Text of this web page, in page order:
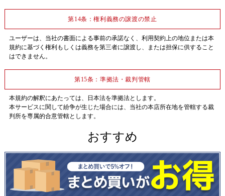
第14条：権利義務の譲渡の禁止
ユーザーは、当社の書面による事前の承諾なく、利用契約上の地位または本
規約に基づく権利もしくは義務を第三者に譲渡し、または担保に供すること
はできません。
第15条：準拠法・裁判管轄
本規約の解釈にあたっては、日本法を準拠法とします。
本サービスに関して紛争が生じた場合には、当社の本店所在地を管轄する裁
判所を専属的合意管轄とします。
おすすめ